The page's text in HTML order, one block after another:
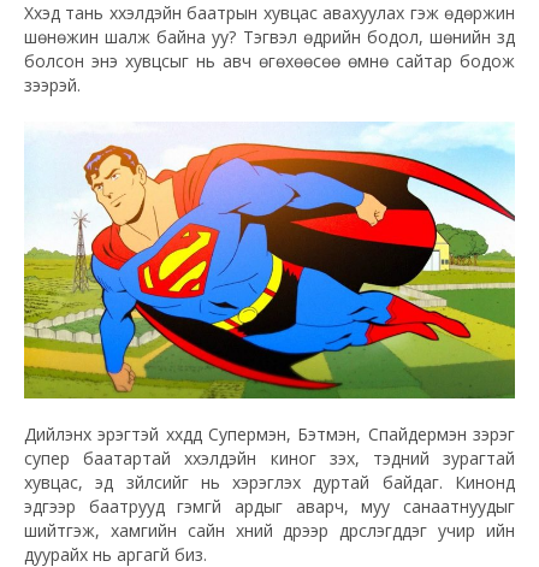
Хүүхэд тань хүүхэлдэйн баатрын хувцас авахуулах гэж өдөржин
шөнөжин шалж байна уу? Тэгвэл өдрийн бодол, шөнийн зүүд
болсон энэ хувцсыг нь авч өгөхөөсөө өмнө сайтар бодож
үзээрэй.
Дийлэнх эрэгтэй хүүхдүүд Супермэн, Бэтмэн, Спайдермэн зэрэг
супер баатартай хүүхэлдэйн киног үзэх, тэдний зурагтай
хувцас, эд зүйлсийг нь хэрэглэх дуртай байдаг. Кинонд
эдгээр баатрууд гэмгүй ардыг аварч, муу санаатнуудыг
шийтгэж, хамгийн сайн хүний дүрээр дүрслэгддэг учир ийн
дуурайх нь аргагүй биз.